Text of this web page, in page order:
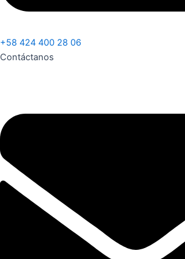
+58 424 400 28 06
Contáctanos